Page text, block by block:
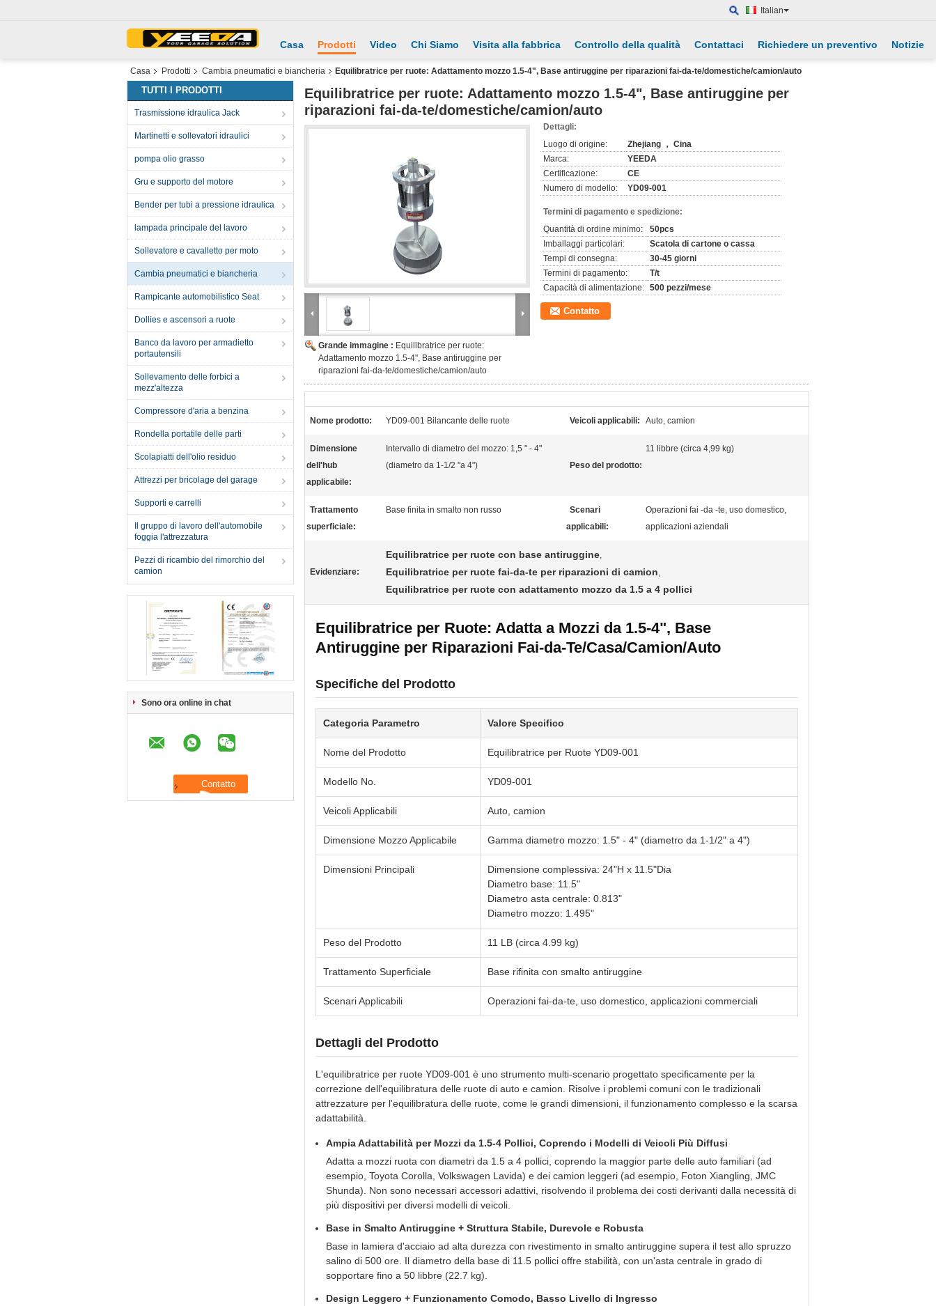
Italian
Casa Prodotti Video Chi Siamo Visita alla fabbrica Controllo della qualità Contattaci Richiedere un preventivo Notizie
Casa Prodotti Cambia pneumatici e biancheria Equilibratrice per ruote: Adattamento mozzo 1.5-4", Base antiruggine per riparazioni fai-da-te/domestiche/camion/auto
TUTTI I PRODOTTI
Trasmissione idraulica Jack
Martinetti e sollevatori idraulici
pompa olio grasso
Gru e supporto del motore
Bender per tubi a pressione idraulica
lampada principale del lavoro
Sollevatore e cavalletto per moto
Cambia pneumatici e biancheria
Rampicante automobilistico Seat
Dollies e ascensori a ruote
Banco da lavoro per armadietto
portautensili
Sollevamento delle forbici a
mezz'altezza
Compressore d'aria a benzina
Rondella portatile delle parti
Scolapiatti dell'olio residuo
Attrezzi per bricolage del garage
Supporti e carrelli
Il gruppo di lavoro dell'automobile
foggia l'attrezzatura
Pezzi di ricambio del rimorchio del
camion
Sono ora online in chat
Equilibratrice per ruote: Adattamento mozzo 1.5-4", Base antiruggine per
riparazioni fai-da-te/domestiche/camion/auto
Grande immagine : Equilibratrice per ruote:
Adattamento mozzo 1.5-4", Base antiruggine per
riparazioni fai-da-te/domestiche/camion/auto
Dettagli:
Luogo di origine:
Zhejiang ， Cina
Marca:
YEEDA
Certificazione:
CE
Numero di modello:
YD09-001
Termini di pagamento e spedizione:
Quantità di ordine minimo:
50pcs
Imballaggi particolari:
Scatola di cartone o cassa
Tempi di consegna:
30-45 giorni
Termini di pagamento:
T/t
Capacità di alimentazione: 500 pezzi/mese
Contatto
Nome prodotto: YD09-001 Bilancante delle ruote Veicoli applicabili: Auto, camion
Dimensione
dell'hub
applicabile:
Intervallo di diametro del mozzo: 1,5 " - 4"
(diametro da 1-1/2 "a 4")
Peso del prodotto:
11 libbre (circa 4,99 kg)
Trattamento
superficiale:
Base finita in smalto non russo
Scenari
applicabili:
Operazioni fai -da -te, uso domestico,
applicazioni aziendali
Evidenziare:
Equilibratrice per ruote con base antiruggine,
Equilibratrice per ruote fai-da-te per riparazioni di camion,
Equilibratrice per ruote con adattamento mozzo da 1.5 a 4 pollici
Equilibratrice per Ruote: Adatta a Mozzi da 1.5-4", Base
Antiruggine per Riparazioni Fai-da-Te/Casa/Camion/Auto
Specifiche del Prodotto
Categoria Parametro Valore Specifico
Nome del Prodotto Equilibratrice per Ruote YD09-001
Modello No. YD09-001
Veicoli Applicabili Auto, camion
Dimensione Mozzo Applicabile Gamma diametro mozzo: 1.5" - 4" (diametro da 1-1/2" a 4")
Dimensioni Principali
Dimensione complessiva: 24"H x 11.5"Dia
Diametro base: 11.5"
Diametro asta centrale: 0.813"
Diametro mozzo: 1.495"
Peso del Prodotto 11 LB (circa 4.99 kg)
Trattamento Superficiale Base rifinita con smalto antiruggine
Scenari Applicabili Operazioni fai-da-te, uso domestico, applicazioni commerciali
Dettagli del Prodotto
L'equilibratrice per ruote YD09-001 è uno strumento multi-scenario progettato specificamente per la
correzione dell'equilibratura delle ruote di auto e camion. Risolve i problemi comuni con le tradizionali
attrezzature per l'equilibratura delle ruote, come le grandi dimensioni, il funzionamento complesso e la scarsa
adattabilità.
Ampia Adattabilità per Mozzi da 1.5-4 Pollici, Coprendo i Modelli di Veicoli Più Diffusi
Adatta a mozzi ruota con diametri da 1.5 a 4 pollici, coprendo la maggior parte delle auto familiari (ad
esempio, Toyota Corolla, Volkswagen Lavida) e dei camion leggeri (ad esempio, Foton Xiangling, JMC
Shunda). Non sono necessari accessori adattivi, risolvendo il problema dei costi derivanti dalla necessità di
più dispositivi per diversi modelli di veicoli.
Base in Smalto Antiruggine + Struttura Stabile, Durevole e Robusta
Base in lamiera d'acciaio ad alta durezza con rivestimento in smalto antiruggine supera il test allo spruzzo
salino di 500 ore. Il diametro della base di 11.5 pollici offre stabilità, con un'asta centrale in grado di
sopportare fino a 50 libbre (22.7 kg).
Design Leggero + Funzionamento Comodo, Basso Livello di Ingresso